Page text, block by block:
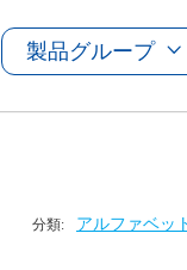
熱硬
製品グループ
分類: アルファベッ